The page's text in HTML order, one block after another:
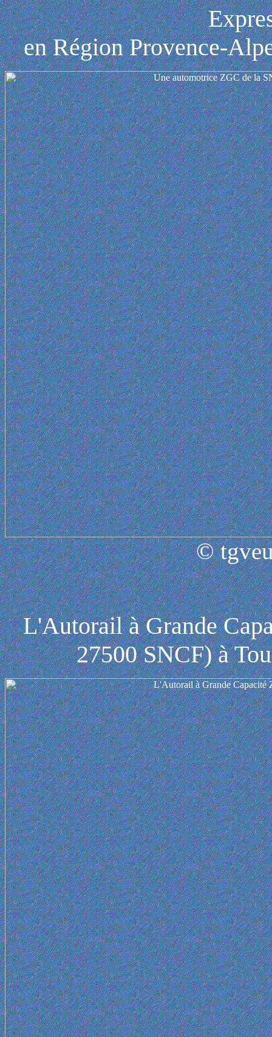
en Région Provence-
©
L'Autorail à Grande
27500 SNCF) à